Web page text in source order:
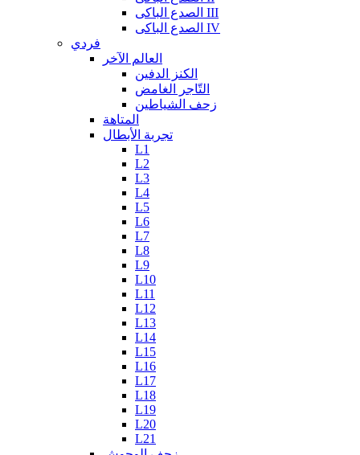
الصدع الباكى III
الصدع الباكى IV
فردي
العالم الآخر
الكنز الدفين
التّاجر الغامض
زحف الشياطين
المتاهة
تجربة الأبطال
L1
L2
L3
L4
L5
L6
L7
L8
L9
L10
L11
L12
L13
L14
L15
L16
L17
L18
L19
L20
L21